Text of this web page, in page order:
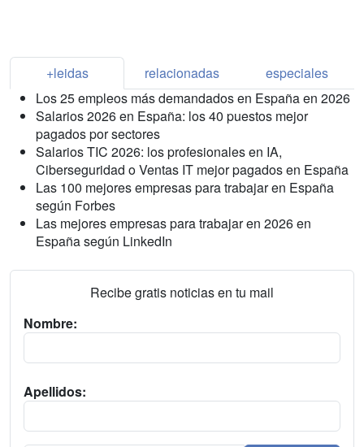
+leidas relacionadas
especiales
Los 25 empleos más demandados en España en 2026
Salarios 2026 en España: los 40 puestos mejor
pagados por sectores
Salarios TIC 2026: los profesionales en IA,
Ciberseguridad o Ventas IT mejor pagados en España
Las 100 mejores empresas para trabajar en España
según Forbes
Las mejores empresas para trabajar en 2026 en
España según LinkedIn
Recibe gratis noticias en tu mail
Nombre:
Apellidos: